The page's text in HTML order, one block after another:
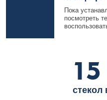
Пока
посмотреть
стекол